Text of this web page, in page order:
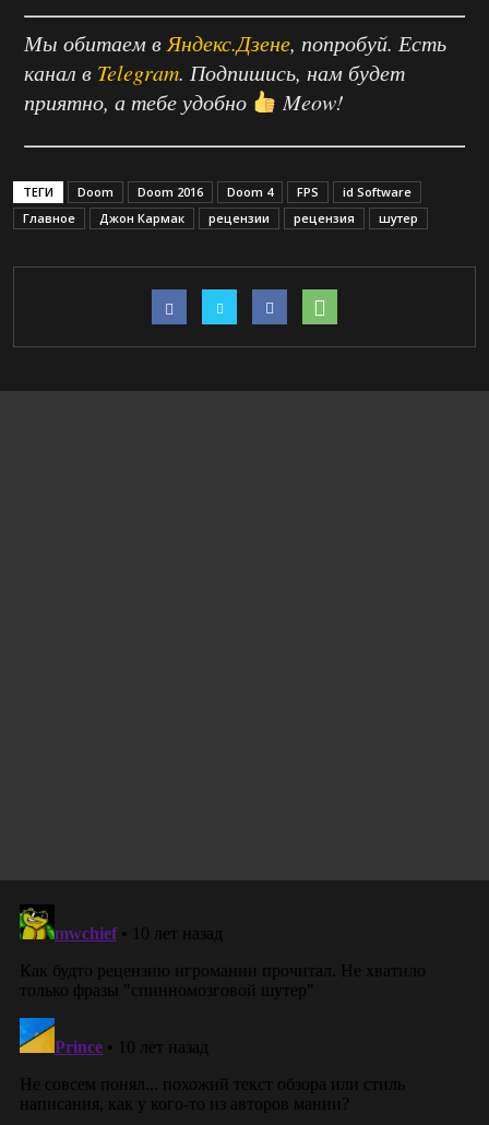
Мы обитаем в Яндекс.Дзене, попробуй. Есть
канал в Telegram. Подпишись, нам будет
приятно, а тебе удобно
Meow!
ТЕГИ Doom Doom 2016 Doom 4 FPS
id Software
Главное
Джон Кармак рецензии рецензия шутер